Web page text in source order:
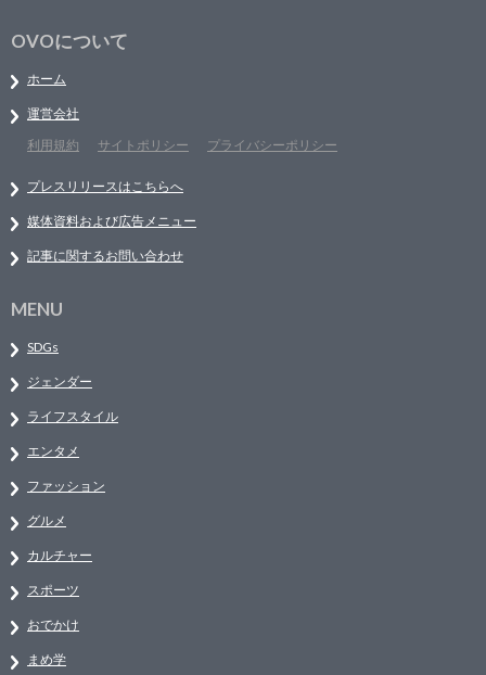
OVOについて
ホーム
運営会社
利用規約
サイトポリシー プライバシーポリシー
プレスリリースはこちらへ
媒体資料および広告メニュー
記事に関するお問い合わせ
MENU
SDGs
ジェンダー
ライフスタイル
エンタメ
ファッション
グルメ
カルチャー
スポーツ
おでかけ
まめ学